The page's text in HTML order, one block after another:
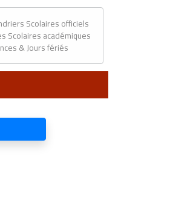
Scolaires officiels
Scolaires académiques
& Jours fériés